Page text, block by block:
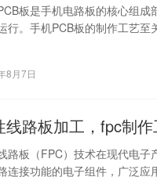
板是手机电路板的核心组
行。手机PCB板的制作工艺
8月7日
线路板加工，fpc制
路板（FPC）技术在现代电
连接功能的电子组件，广泛